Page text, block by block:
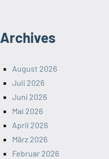
Archives
August 2026
Juli 2026
Juni 2026
Mai 2026
April 2026
März 2026
Februar 2026